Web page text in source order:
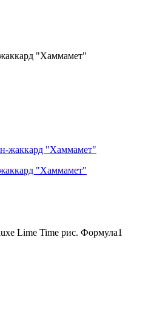
"Хаммамет"
"Хаммамет"
Lime Time рис. Формула1